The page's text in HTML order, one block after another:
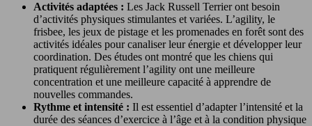
Activités adaptées : Les Jack Russell Terrier ont besoin
d’activités physiques stimulantes et variées. L’agility, le
frisbee, les jeux de pistage et les promenades en forêt sont des
activités idéales pour canaliser leur énergie et développer leur
coordination. Des études ont montré que les chiens qui
pratiquent régulièrement l’agility ont une meilleure
concentration et une meilleure capacité à apprendre de
nouvelles commandes.
Rythme et intensité : Il est essentiel d’adapter l’intensité et la
durée des séances d’exercice à l’âge et à la condition physique